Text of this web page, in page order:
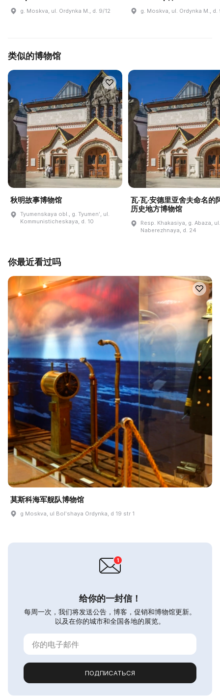
g. Moskva, ul. Ordynka M., d. 9/12 g. Moskva, ul. Ordynka M., d.
类似的博物馆
秋明故事博物馆
Tyumenskaya obl., g. Tyumenʹ, ul.
Kommunisticheskaya, d. 10
瓦·瓦·安德里亚舍夫命名的
历史地方博物馆
Resp. Khakasiya, g. Abaza, ul.
Naberezhnaya, d. 24
你最近看过吗
莫斯科海军舰队博物馆
g Moskva, ul Bolʹshaya Ordynka, d 19 str 1
给你的一封信！
每周一次，我们将发送公告，博客，促销和博物馆更新。
以及在你的城市和全国各地的展览。
ПОДПИСАТЬСЯ